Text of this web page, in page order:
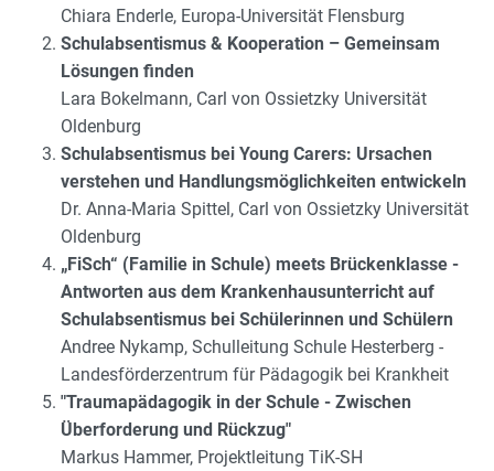
Chiara Enderle, Europa-Universität Flensburg
Schulabsentismus & Kooperation – Gemeinsam
Lösungen finden
Lara Bokelmann, Carl von Ossietzky Universität
Oldenburg
Schulabsentismus bei Young Carers: Ursachen
verstehen und Handlungsmöglichkeiten entwickeln
Dr. Anna-Maria Spittel, Carl von Ossietzky Universität
Oldenburg
„FiSch“ (Familie in Schule) meets Brückenklasse -
Antworten aus dem Krankenhausunterricht auf
Schulabsentismus bei Schülerinnen und Schülern
Andree Nykamp, Schulleitung Schule Hesterberg -
Landesförderzentrum für Pädagogik bei Krankheit
"Traumapädagogik in der Schule - Zwischen
Überforderung und Rückzug"
Markus Hammer, Projektleitung TiK-SH